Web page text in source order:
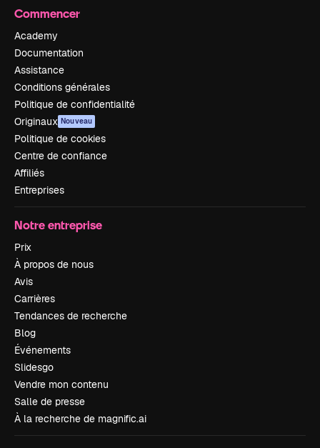
Commencer
Academy
Documentation
Assistance
Conditions générales
Politique de confidentialité
Originaux Nouveau
Politique de cookies
Centre de confiance
Affiliés
Entreprises
Notre entreprise
Prix
À propos de nous
Avis
Carrières
Tendances de recherche
Blog
Événements
Slidesgo
Vendre mon contenu
Salle de presse
À la recherche de magnific.ai